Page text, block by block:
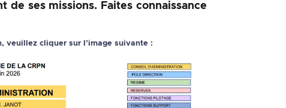
de ses missions. Faites connaissance
veuillez cliquer sur l’image suivante :